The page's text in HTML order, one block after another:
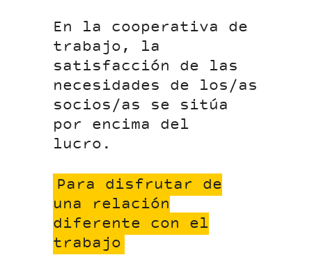
En la cooperativa de
trabajo, la
satisfacción de las
necesidades de los/as
socios/as se sitúa
por encima del
lucro.
Para disfrutar de
una relación
diferente con el
trabajo